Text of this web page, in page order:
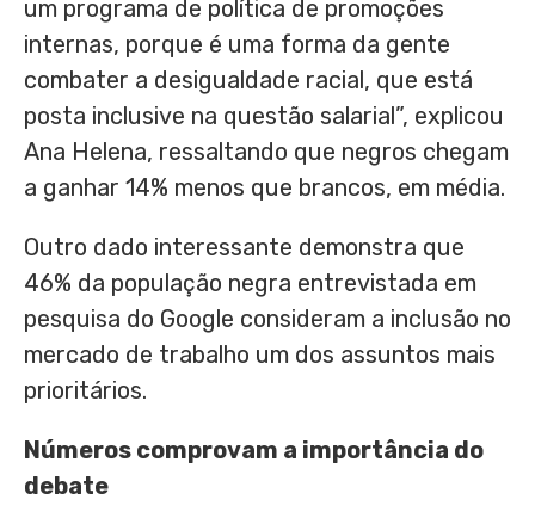
um programa de política de promoções
internas, porque é uma forma da gente
combater a desigualdade racial, que está
posta inclusive na questão salarial”, explicou
Ana Helena, ressaltando que negros chegam
a ganhar 14% menos que brancos, em média.
Outro dado interessante demonstra que
46% da população negra entrevistada em
pesquisa do Google consideram a inclusão no
mercado de trabalho um dos assuntos mais
prioritários.
Números comprovam a importância do
debate